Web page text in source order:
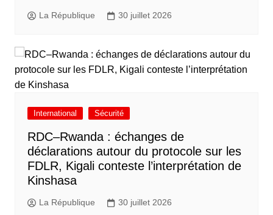
La République 30 juillet 2026
International Sécurité
RDC–Rwanda : échanges de
déclarations autour du protocole sur les
FDLR, Kigali conteste l’interprétation de
Kinshasa
La République 30 juillet 2026